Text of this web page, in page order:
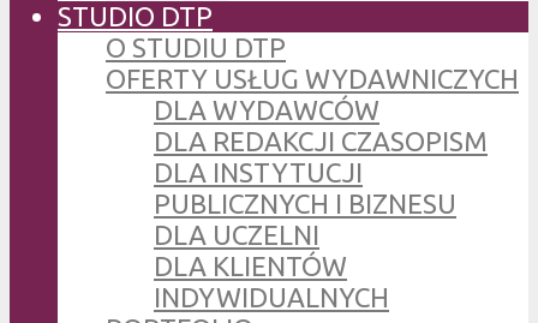
STUDIO DTP
O STUDIU DTP
OFERTY USŁUG WYDAWNICZYCH
DLA WYDAWCÓW
DLA REDAKCJI CZASOPISM
DLA INSTYTUCJI
PUBLICZNYCH I BIZNESU
DLA UCZELNI
DLA KLIENTÓW
INDYWIDUALNYCH